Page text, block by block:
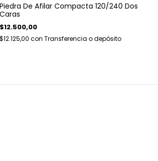
Piedra De Afilar Compacta 120/240 Dos
Caras
$12.500,00
$12.125,00con Transferencia o depósito